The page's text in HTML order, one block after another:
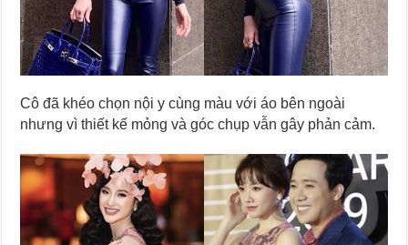
Cô đã khéo chọn nội y cùng màu với áo bên ngoài
nhưng vì thiết kế mỏng và góc chụp vẫn gây phản cảm.